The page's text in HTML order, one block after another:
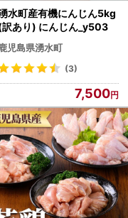
水町産有機にんじん5kg
訳あり) にんじん_y503
鹿児島県湧水町
(3)
7,500